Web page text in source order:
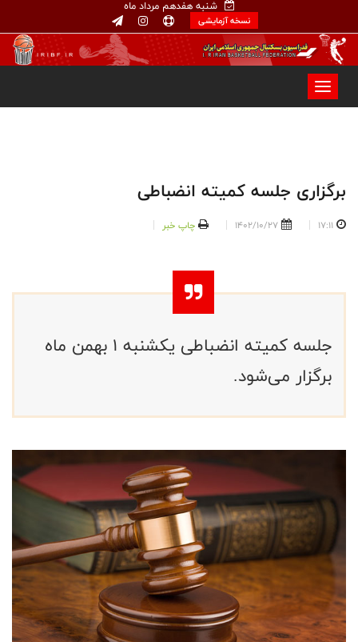
شنبه هفدهم مرداد ماه
نسخه آزمایشی
برگزاری جلسه کمیته انضباطی
17:11
1402/10/27 چاپ خبر
جلسه کمیته انضباطی یکشنبه ۱ بهمن ماه
برگزار می‌شود.